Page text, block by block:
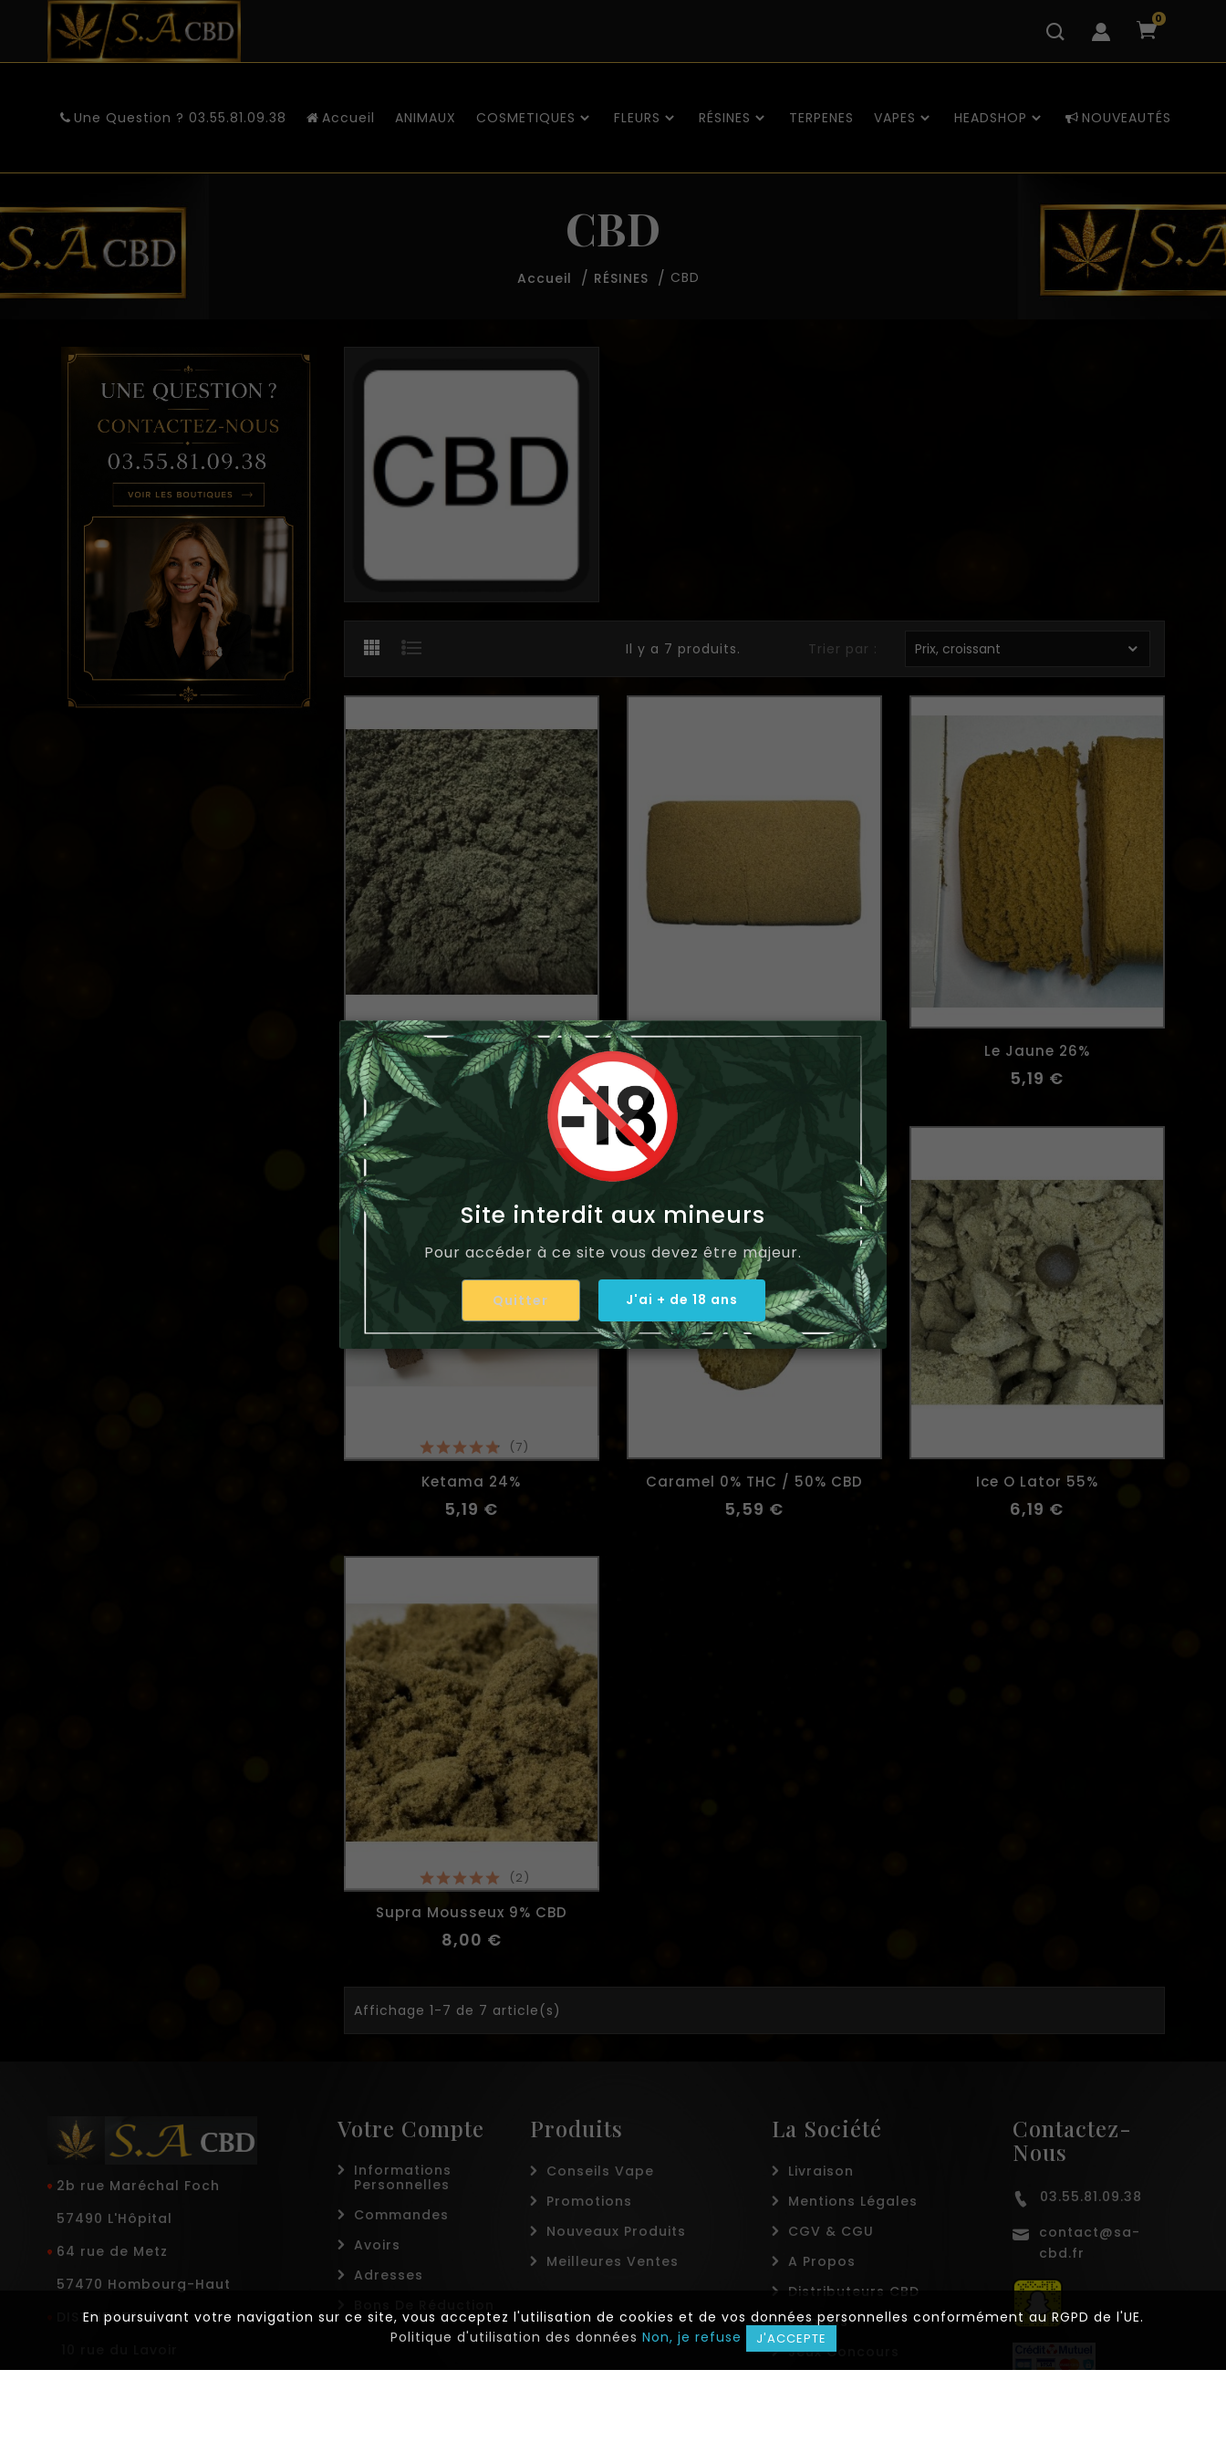
0
Une Question ? 03.55.81.09.38 Accueil ANIMAUX COSMETIQUES FLEURS RÉSINES TERPENES VAPES HEADSHOP NOUVEAUTÉS
CBD
Accueil RÉSINES CBD
Il y a 7 produits. Trier par : Prix, croissant
SKUFF 10% CBD
4,89 €
Le Jaune 26%
5,19 €
Ketama 24%
5,19 €
(7)
Caramel 0% THC / 50% CBD
5,59 €
Ice O Lator 55%
6,19 €
Supra Mousseux 9% CBD
8,00 €
(2)
Affichage 1-7 de 7 article(s)
2b rue Maréchal Foch
57490 L'Hôpital
64 rue de Metz
57470 Hombourg-Haut
DISTRIBUTEUR
Votre Compte
Informations
Personnelles
Commandes
Avoirs
Adresses
Produits
Conseils Vape
Promotions
Nouveaux Produits
Meilleures Ventes
La Société
Livraison
Mentions Légales
CGV & CGU
A Propos
Distributeurs CBD
Cookies
Jeux Concours
Contactez-
Nous
03.55.81.09.38
contact@sa-
cbd.fr
Site interdit aux mineurs
Pour accéder à ce site vous devez être majeur.
Quitter J'ai + de 18 ans
En poursuivant votre navigation sur ce site, vous acceptez l'utilisation de cookies et de vos données personnelles conformément au RGPD de l'UE.
Politique d'utilisation des données Non, je refuse J'ACCEPTE